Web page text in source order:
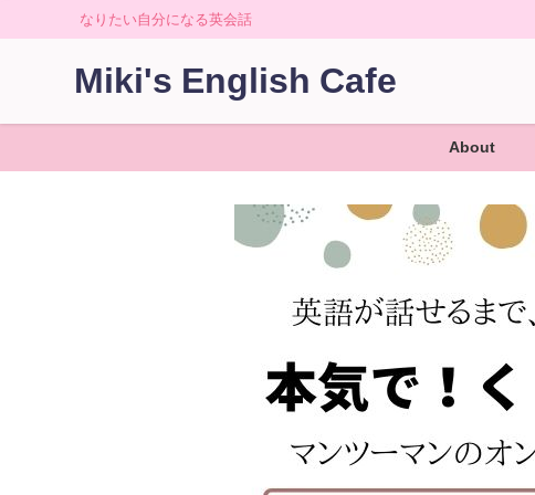
なりたい自分になる英会話
Miki's English Cafe
About